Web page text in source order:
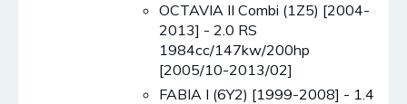
OCTAVIA II Combi (1Z5) [2004-
2013] - 2.0 RS
1984cc/147kw/200hp
[2005/10-2013/02]
FABIA I (6Y2) [1999-2008] - 1.4